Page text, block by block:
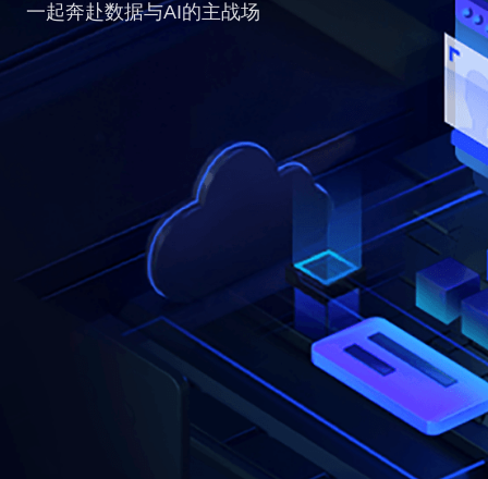
一起奔赴数据与AI的主战场